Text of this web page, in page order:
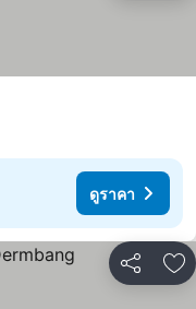
ดูราคา
แชร์ เ